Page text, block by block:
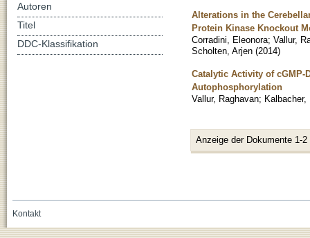
Alterations in the
Protein Kinase Knockout
Corradini, Eleonora; Vallur,
Scholten, Arjen (2014)
Catalytic Activity of cGMP-
Autophosphorylation
Vallur, Raghavan; Kalbacher,
Anzeige der Dokumente 1-2
Autoren
Titel
DDC-Klassifikation
Kontakt